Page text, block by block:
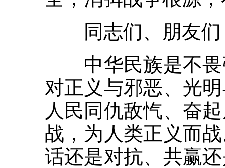
同志们、朋友们
中华民族是不畏
对正义与邪恶、光
人民同仇敌忾、奋
战，为人类正义而
话还是对抗、共赢